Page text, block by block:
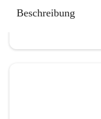
Beschreibung